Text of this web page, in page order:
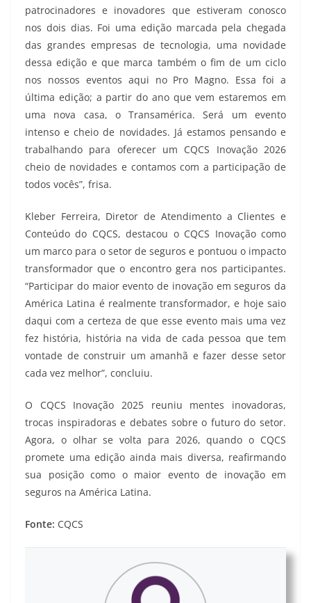
patrocinadores e inovadores que estiveram conosco
nos dois dias. Foi uma edição marcada pela chegada
das grandes empresas de tecnologia, uma novidade
dessa edição e que marca também o fim de um ciclo
nos nossos eventos aqui no Pro Magno. Essa foi a
última edição; a partir do ano que vem estaremos em
uma nova casa, o Transamérica. Será um evento
intenso e cheio de novidades. Já estamos pensando e
trabalhando para oferecer um CQCS Inovação 2026
cheio de novidades e contamos com a participação de
todos vocês”, frisa.
Kleber Ferreira, Diretor de Atendimento a Clientes e
Conteúdo do CQCS, destacou o CQCS Inovação como
um marco para o setor de seguros e pontuou o impacto
transformador que o encontro gera nos participantes.
“Participar do maior evento de inovação em seguros da
América Latina é realmente transformador, e hoje saio
daqui com a certeza de que esse evento mais uma vez
fez história, história na vida de cada pessoa que tem
vontade de construir um amanhã e fazer desse setor
cada vez melhor”, concluiu.
O CQCS Inovação 2025 reuniu mentes inovadoras,
trocas inspiradoras e debates sobre o futuro do setor.
Agora, o olhar se volta para 2026, quando o CQCS
promete uma edição ainda mais diversa, reafirmando
sua posição como o maior evento de inovação em
seguros na América Latina.
Fonte: CQCS